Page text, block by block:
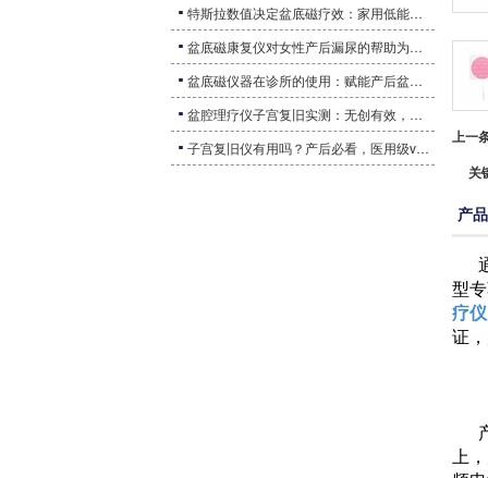
上一
关
产
型
疗仪
证
上
盆底肌治疗耦合剂
子宫复旧仪器
产后康复乳房电极片
特斯拉数值决定盆底磁疗效：家用低能量 vs 商用高能量，穿透深度与肌力激活差距解析
盆底磁康复仪对女性产后漏尿的帮助为什么非常重要？
盆底磁仪器在诊所的使用：赋能产后盆底康复，打造基层康复新优势
盆腔理疗仪子宫复旧实测：无创有效，高收入产后人群选
子宫复旧仪有用吗？产后必看，医用级vs家用款避坑指南